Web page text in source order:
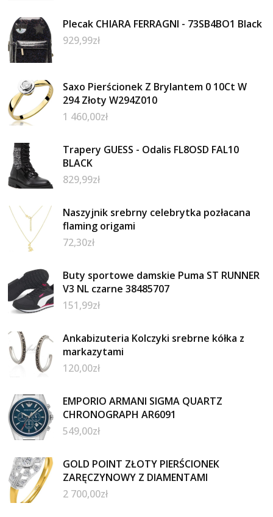
Plecak CHIARA FERRAGNI - 73SB4BO1 Black
929,99zł
Saxo Pierścionek Z Brylantem 0 10Ct W
294 Złoty W294Z010
1 460,00zł
Trapery GUESS - Odalis FL8OSD FAL10
BLACK
829,99zł
Naszyjnik srebrny celebrytka pozłacana
flaming origami
72,30zł
Buty sportowe damskie Puma ST RUNNER
V3 NL czarne 38485707
151,99zł
Ankabizuteria Kolczyki srebrne kółka z
markazytami
120,00zł
EMPORIO ARMANI SIGMA QUARTZ
CHRONOGRAPH AR6091
549,00zł
GOLD POINT ZŁOTY PIERŚCIONEK
ZARĘCZYNOWY Z DIAMENTAMI
2 700,00zł